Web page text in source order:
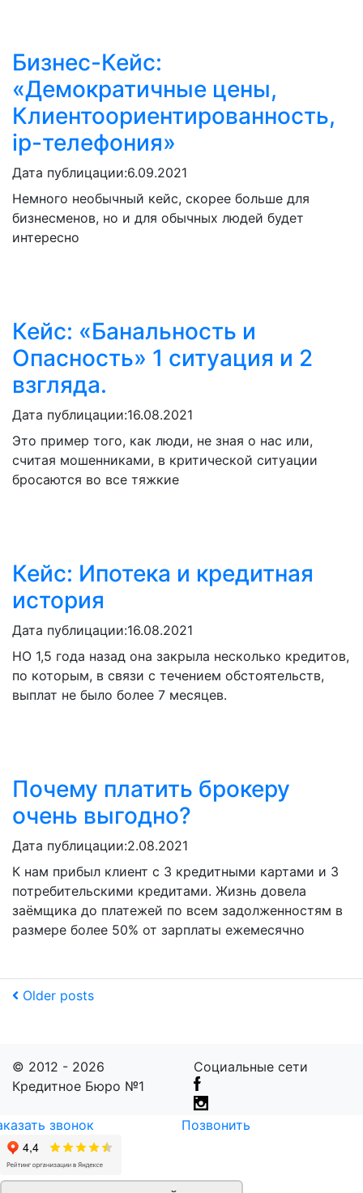
Бизнес-Кейс:
«Демократичные цены,
Клиентоориентированность,
ip-телефония»
Дата публицации:6.09.2021
Немного необычный кейс, скорее больше для
бизнесменов, но и для обычных людей будет
интересно
Кейс: «Банальность и
Опасность» 1 ситуация и 2
взгляда.
Дата публицации:16.08.2021
Это пример того, как люди, не зная о нас или,
считая мошенниками, в критической ситуации
бросаются во все тяжкие
Кейс: Ипотека и кредитная
история
Дата публицации:16.08.2021
НО 1,5 года назад она закрыла несколько кредитов,
по которым, в связи с течением обстоятельств,
выплат не было более 7 месяцев.
Почему платить брокеру
очень выгодно?
Дата публицации:2.08.2021
К нам прибыл клиент с 3 кредитными картами и 3
потребительскими кредитами. Жизнь довела
заёмщика до платежей по всем задолженностям в
размере более 50% от зарплаты ежемесячно
Older posts
© 2012 - 2026
Кредитное Бюро №1
Социальные сети
звонок Позвонить